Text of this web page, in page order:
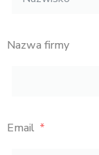
Nazwa firmy
Email